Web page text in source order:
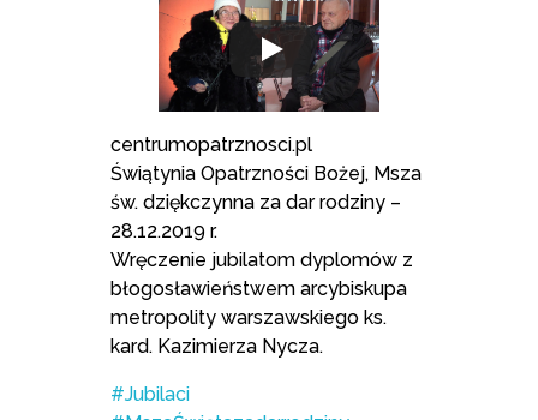
centrumopatrznosci.pl
Świątynia Opatrzności Bożej, Msza
św. dziękczynna za dar rodziny –
28.12.2019 r.
Wręczenie jubilatom dyplomów z
błogosławieństwem arcybiskupa
metropolity warszawskiego ks.
kard. Kazimierza Nycza.
#Jubilaci